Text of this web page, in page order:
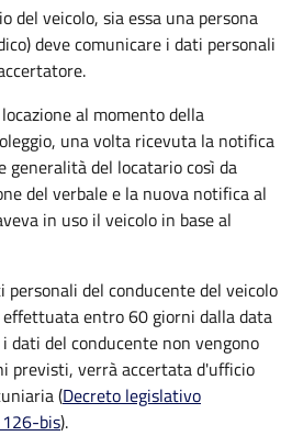
del veicolo, sia essa una persona
deve comunicare i dati personali
al momento della
una volta ricevuta la notifica
generalità del locatario così da
del verbale e la nuova notifica al
in uso il veicolo in base al
personali del conducente del veicolo
effettuata entro 60 giorni dalla data
i dati del conducente non vengono
previsti, verrà accertata d'ufficio
(Decreto legislativo
bis).